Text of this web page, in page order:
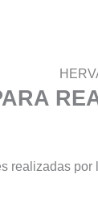
realizadas